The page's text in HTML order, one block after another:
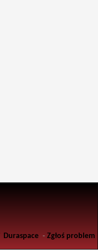
Duraspace - Zgłoś problem